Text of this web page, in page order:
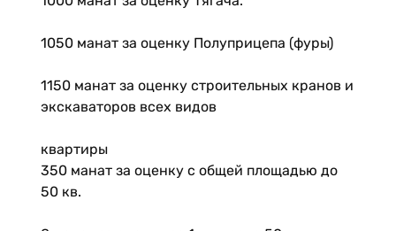
1050 манат за оценку Полуприцепа (фуры)
1150 манат за оценку строительных кранов и
экскаваторов всех видов
квартиры
350 манат за оценку с общей площадью до
50 кв.